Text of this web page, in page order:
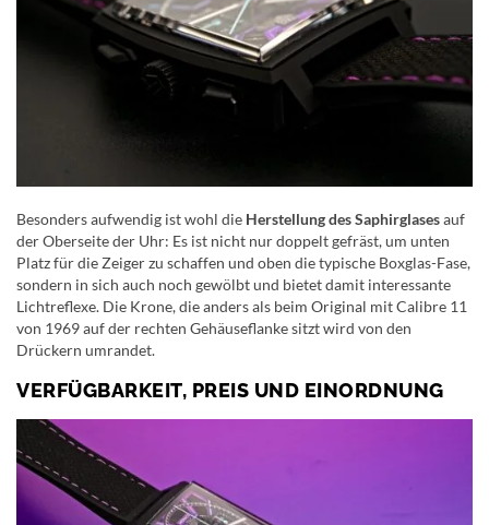
Besonders aufwendig ist wohl die Herstellung des Saphirglasesauf
der Oberseite der Uhr: Es ist nicht nur doppelt gefräst, um unten
Platz für die Zeiger zu schaffen und oben die typische Boxglas-Fase,
sondern in sich auch noch gewölbt und bietet damit interessante
Lichtreflexe. Die Krone, die anders als beim Original mit Calibre 11
von 1969 auf der rechten Gehäuseflanke sitzt wird von den
Drückern umrandet.
VERFÜGBARKEIT, PREIS UND EINORDNUNG